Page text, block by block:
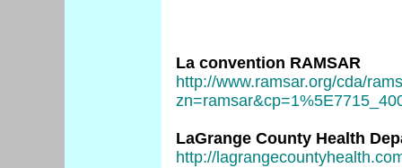
La convention RAMSAR
http://www.ramsar.org/cda/
LaGrange County Health
http://